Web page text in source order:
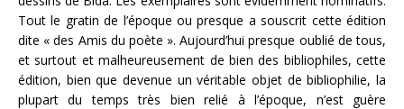
Tout le gratin de l’époque ou presque a souscrit cette édition
dite « des Amis du poète ». Aujourd’hui presque oublié de tous,
et surtout et malheureusement de bien des bibliophiles, cette
édition, bien que devenue un véritable objet de bibliophilie, la
plupart du temps très bien relié à l’époque, n’est guère